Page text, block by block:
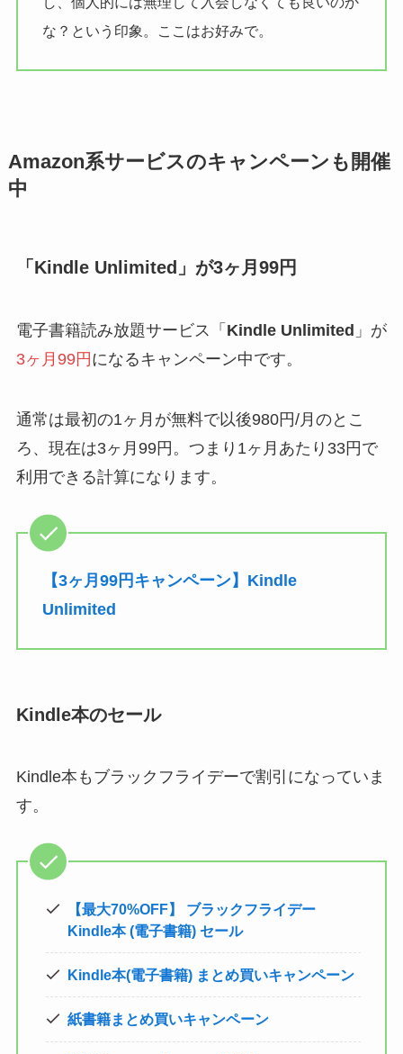
な？という印象。ここはお好みで。
Amazon系サービスのキャンペーンも開催
中
「Kindle Unlimited」が3ヶ月99円
電子書籍読み放題サービス「 Kindle Unlimited 」が
3ヶ月99円になるキャンペーン中です。
通常は最初の1ヶ月が無料で以後980円/月のとこ
ろ、現在は3ヶ月99円。つまり1ヶ月あたり33円で
利用できる計算になります。
【3ヶ月99円キャンペーン】Kindle
Unlimited
Kindle本のセール
Kindle本もブラックフライデーで割引になっていま
す。
【最大70%OFF】 ブラックフライデー
Kindle本 (電子書籍) セール
Kindle本(電子書籍) まとめ買いキャンペーン
紙書籍まとめ買いキャンペーン